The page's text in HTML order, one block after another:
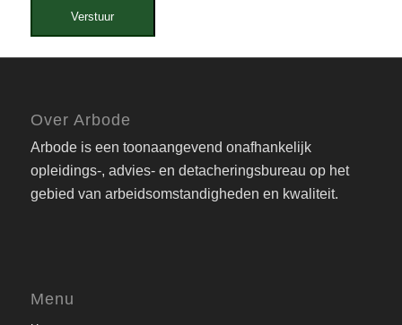
Verstuur
Over Arbode
Arbode is een toonaangevend onafhankelijk
opleidings-, advies- en detacheringsbureau op het
gebied van arbeidsomstandigheden en kwaliteit.
Menu